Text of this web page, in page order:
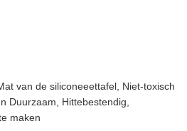
van de siliconeeettafel, Niet-toxisch
Duurzaam, Hittebestendig,
maken